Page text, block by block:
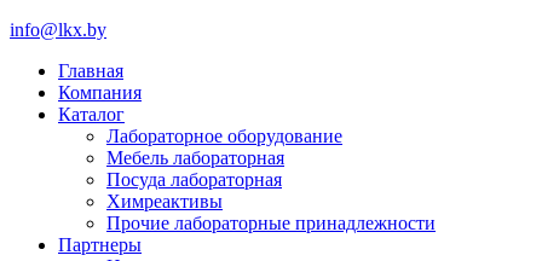
info@lkx.by
Главная
Компания
Каталог
Лабораторное оборудование
Мебель лабораторная
Посуда лабораторная
Химреактивы
Прочие лабораторные принадлежности
Партнеры